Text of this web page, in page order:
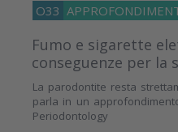
O33
Fumo e sigarette
conseguenze per la
La parodontite resta
parla in un
Periodontology